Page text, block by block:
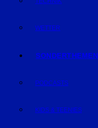
WETTER
SONDERTHEMEN
PODCASTS
KIDS & TEENIES